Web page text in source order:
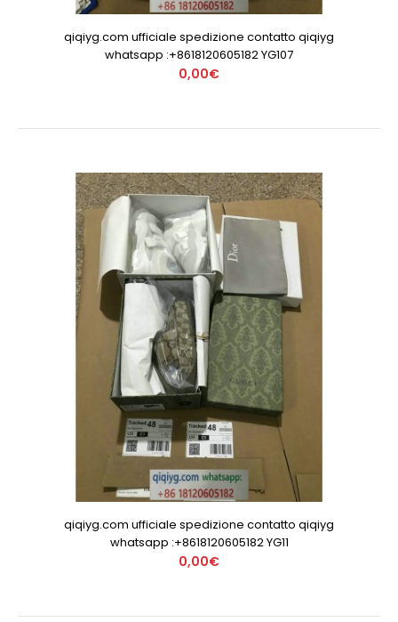
qiqiyg.com ufficiale spedizione contatto qiqiyg
whatsapp :+8618120605182 YG107
0,00€
qiqiyg.com ufficiale spedizione contatto qiqiyg
whatsapp :+8618120605182 YG11
0,00€